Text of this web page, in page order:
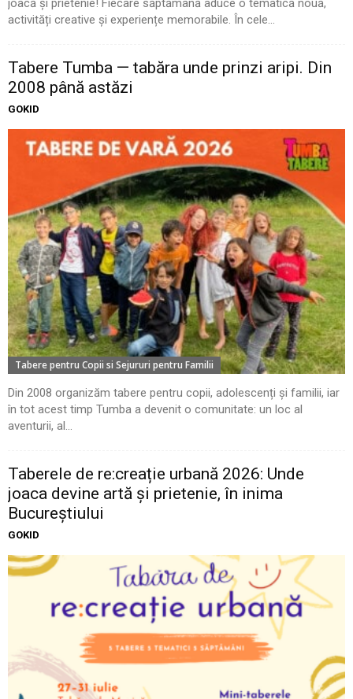
joacă și prietenie! Fiecare săptămână aduce o tematică nouă,
activități creative și experiențe memorabile. În cele...
Tabere Tumba — tabăra unde prinzi aripi. Din
2008 până astăzi
GOKID
Tabere pentru Copii si Sejururi pentru Familii
Din 2008 organizăm tabere pentru copii, adolescenți și familii, iar
în tot acest timp Tumba a devenit o comunitate: un loc al
aventurii, al...
Taberele de re:creație urbană 2026: Unde
joaca devine artă și prietenie, în inima
Bucureștiului
GOKID